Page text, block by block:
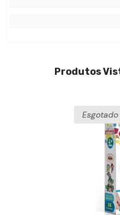
Produtos
Esgotado